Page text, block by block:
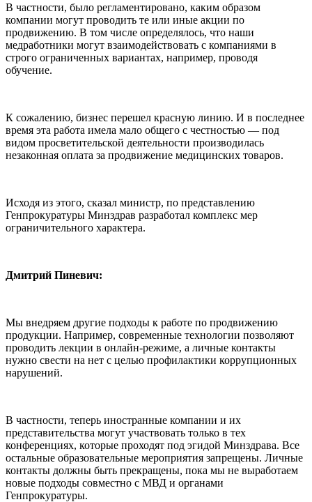
В частности, было регламентировано, каким образом
компании могут проводить те или иные акции по
продвижению. В том числе определялось, что наши
медработники могут взаимодействовать с компаниями в
строго ограниченных вариантах, например, проводя
обучение.
К сожалению, бизнес перешел красную линию. И в последнее
время эта работа имела мало общего с честностью — под
видом просветительской деятельности производилась
незаконная оплата за продвижение медицинских товаров.
Исходя из этого, сказал министр, по представлению
Генпрокуратуры Минздрав разработал комплекс мер
ограничительного характера.
Дмитрий Пиневич:
Мы внедряем другие подходы к работе по продвижению
продукции. Например, современные технологии позволяют
проводить лекции в онлайн-режиме, а личные контакты
нужно свести на нет с целью профилактики коррупционных
нарушений.
В частности, теперь иностранные компании и их
представительства могут участвовать только в тех
конференциях, которые проходят под эгидой Минздрава. Все
остальные образовательные мероприятия запрещены. Личные
контакты должны быть прекращены, пока мы не выработаем
новые подходы совместно с МВД и органами
Генпрокуратуры.